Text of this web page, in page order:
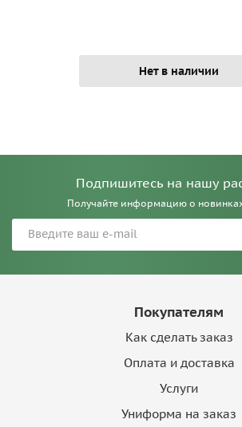
Нет в наличии
Подпишитесь на нашу
Получайте информацию о
Покупателям
Как сделать заказ
Оплата и доставка
Услуги
Униформа на заказ